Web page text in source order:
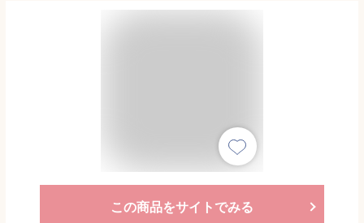
この商品をサイトでみる